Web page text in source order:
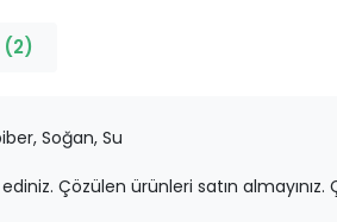
(2)
Soğan, Su
Çözülen ürünleri satın